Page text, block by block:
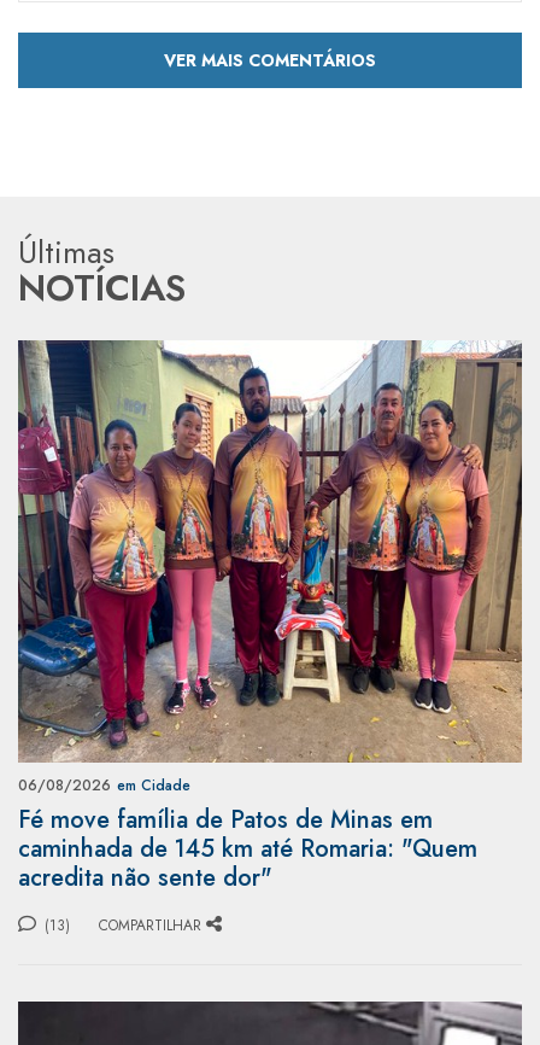
VER MAIS COMENTÁRIOS
Últimas
NOTÍCIAS
06/08/2026 em Cidade
Fé move família de Patos de Minas em
caminhada de 145 km até Romaria: "Quem
acredita não sente dor"
(13) COMPARTILHAR